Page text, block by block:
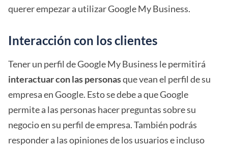
querer empezar a utilizar Google My Business.
Interacción con los clientes
Tener un perfil de Google My Business le permitirá
interactuar con las personasque vean el perfil de su
empresa en Google. Esto se debe a que Google
permite a las personas hacer preguntas sobre su
negocio en su perfil de empresa. También podrás
responder a las opiniones de los usuarios e incluso